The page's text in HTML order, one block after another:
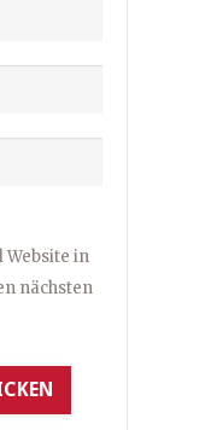
Website in
nächsten